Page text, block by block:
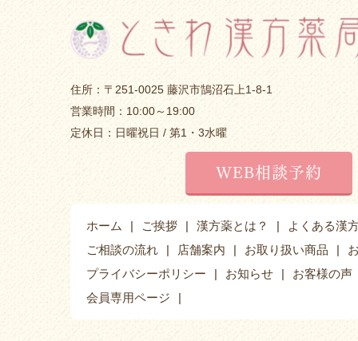
住所：〒251-0025 藤沢市鵠沼石上1-8-1
営業時間：10:00～19:00
定休日：日曜祝日 / 第1・3水曜
WEB相談予約
ホーム ご挨拶 漢方薬とは？
よくある漢
ご相談の流れ
店舗案内 お取り扱い商品
プライバシーポリシー
お知らせ
お客様の声
会員専用ページ